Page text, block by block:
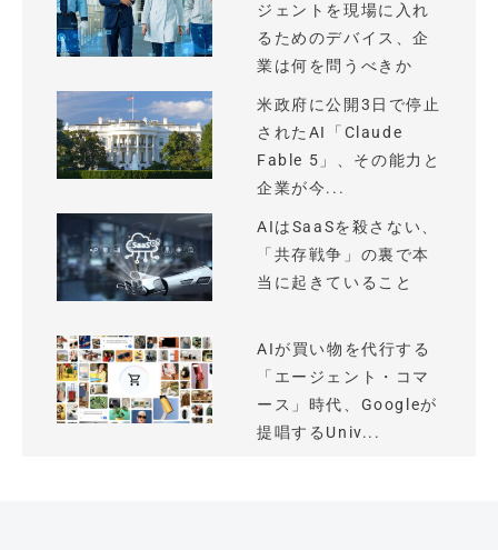
ジェントを現場に入れ
るためのデバイス、企
業は何を問うべきか
米政府に公開3日で停止
されたAI「Claude
Fable 5」、その能力と
企業が今...
AIはSaaSを殺さない、
「共存戦争」の裏で本
当に起きていること
AIが買い物を代行する
「エージェント・コマ
ース」時代、Googleが
提唱するUniv...